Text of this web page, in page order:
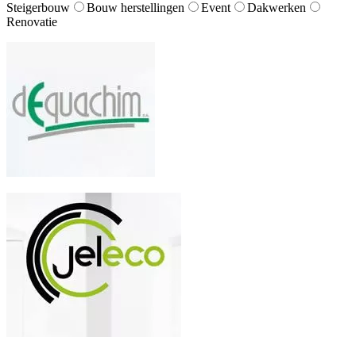
Steigerbouw
Bouw herstellingen Event
Dakwerken
Renovatie